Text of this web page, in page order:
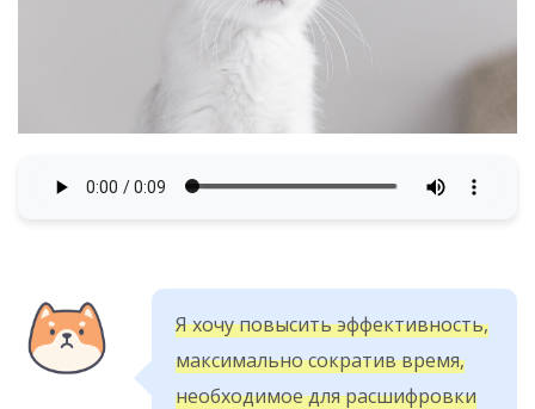
Я хочу повысить эффективность,
максимально сократив время,
необходимое для расшифровки